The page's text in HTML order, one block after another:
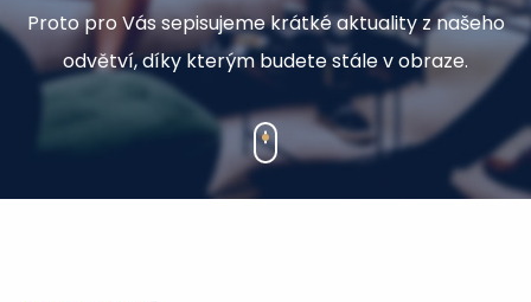
Proto pro Vás sepisujeme krátké aktuality z našeho
odvětví, díky kterým budete stále v obraze.